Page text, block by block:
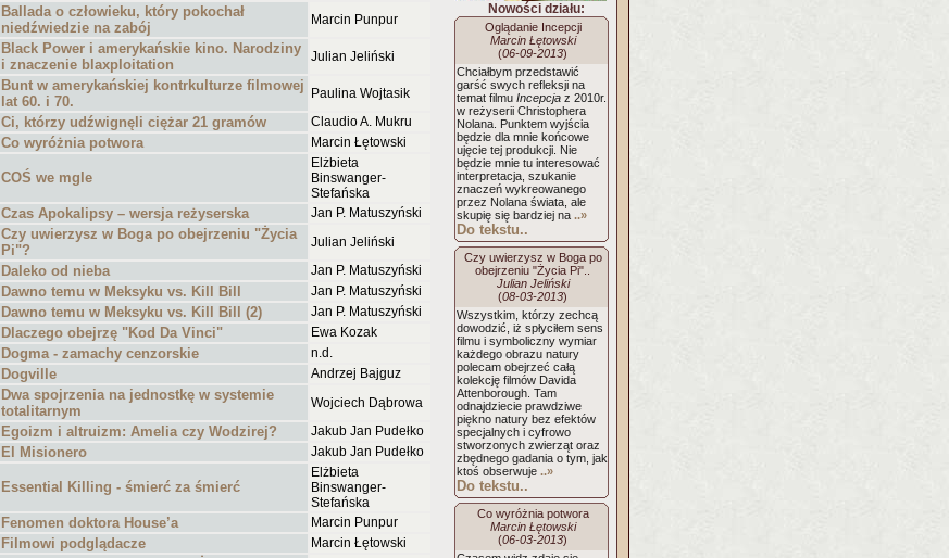
Ballada o człowieku, który pokochał
niedźwiedzie na zabój
Marcin Punpur
Black Power i amerykańskie kino. Narodziny
i znaczenie blaxploitation
Julian Jeliński
Bunt w amerykańskiej kontrkulturze filmowej
lat 60. i 70.
Paulina Wojtasik
Ci, którzy udźwignęli ciężar 21 gramów Claudio A. Mukru
Co wyróżnia potwora Marcin Łętowski
COŚ we mgle
Elżbieta
Binswanger-
Stefańska
Czas Apokalipsy – wersja reżyserska Jan P. Matuszyński
Czy uwierzysz w Boga po obejrzeniu "Życia
Pi"?
Julian Jeliński
Daleko od nieba Jan P. Matuszyński
Dawno temu w Meksyku vs. Kill Bill Jan P. Matuszyński
Dawno temu w Meksyku vs. Kill Bill (2) Jan P. Matuszyński
Dlaczego obejrzę "Kod Da Vinci" Ewa Kozak
Dogma - zamachy cenzorskie n.d.
Dogville Andrzej Bajguz
Dwa spojrzenia na jednostkę w systemie
totalitarnym
Wojciech Dąbrowa
Egoizm i altruizm: Amelia czy Wodzirej? Jakub Jan Pudełko
El Misionero Jakub Jan Pudełko
Essential Killing - śmierć za śmierć
Elżbieta
Binswanger-
Stefańska
Fenomen doktora House’a Marcin Punpur
Filmowi podglądacze Marcin Łętowski
Nowości działu:
Oglądanie Incepcji
Marcin Łętowski
(06-09-2013)
Chciałbym przedstawić
garść swych refleksji na
temat filmu Incepcja z 2010r.
w reżyserii Christophera
Nolana. Punktem wyjścia
będzie dla mnie końcowe
ujęcie tej produkcji. Nie
będzie mnie tu interesować
interpretacja, szukanie
znaczeń wykreowanego
przez Nolana świata, ale
skupię się bardziej na ..»
Do tekstu..
Czy uwierzysz w Boga po
obejrzeniu "Życia Pi"..
Julian Jeliński
(08-03-2013)
Wszystkim, którzy zechcą
dowodzić, iż spłyciłem sens
filmu i symboliczny wymiar
każdego obrazu natury
polecam obejrzeć całą
kolekcję filmów Davida
Attenborough. Tam
odnajdziecie prawdziwe
piękno natury bez efektów
specjalnych i cyfrowo
stworzonych zwierząt oraz
zbędnego gadania o tym, jak
ktoś obserwuje ..»
Do tekstu..
Co wyróżnia potwora
Marcin Łętowski
(06-03-2013)